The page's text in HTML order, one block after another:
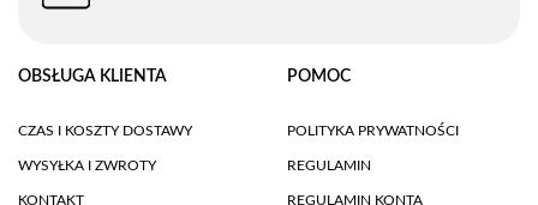
OBSŁUGA KLIENTA
CZAS I KOSZTY DOSTAWY
WYSYŁKA I ZWROTY
KONTAKT
POMOC
POLITYKA PRYWATNOŚCI
REGULAMIN
REGULAMIN KONTA